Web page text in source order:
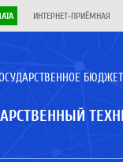
ИНТЕРНЕТ-ПРИЁМНАЯ